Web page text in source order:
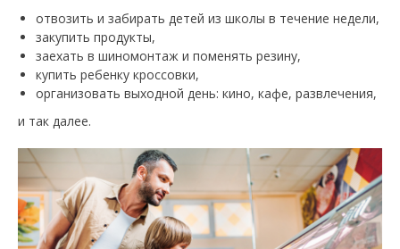
отвозить и забирать детей из школы в течение недели,
закупить продукты,
заехать в шиномонтаж и поменять резину,
купить ребенку кроссовки,
организовать выходной день: кино, кафе, развлечения,
и так далее.